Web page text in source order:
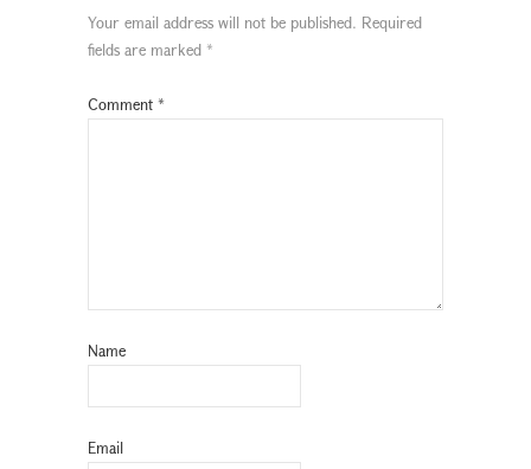
Your email address will not be published. Required
fields are marked *
Comment *
Name
Email